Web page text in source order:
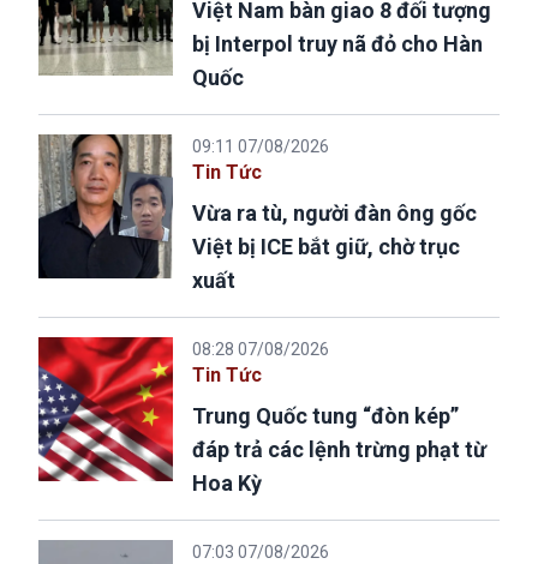
Việt Nam bàn giao 8 đối tượng
bị Interpol truy nã đỏ cho Hàn
Quốc
09:11 07/08/2026
Tin Tức
Vừa ra tù, người đàn ông gốc
Việt bị ICE bắt giữ, chờ trục
xuất
08:28 07/08/2026
Tin Tức
Trung Quốc tung “đòn kép”
đáp trả các lệnh trừng phạt từ
Hoa Kỳ
07:03 07/08/2026